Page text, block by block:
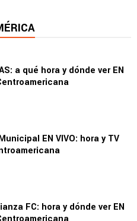
a qué hora y dónde ver EN
EN VIVO: hora y TV
FC: hora y dónde ver EN